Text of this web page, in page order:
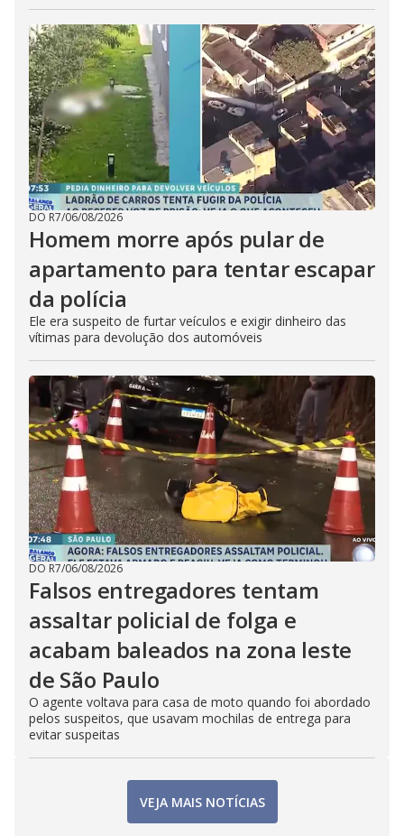
DO R7/06/08/2026
Homem morre após pular de
apartamento para tentar escapar
da polícia
Ele era suspeito de furtar veículos e exigir dinheiro das
vítimas para devolução dos automóveis
DO R7/06/08/2026
Falsos entregadores tentam
assaltar policial de folga e
acabam baleados na zona leste
de São Paulo
O agente voltava para casa de moto quando foi abordado
pelos suspeitos, que usavam mochilas de entrega para
evitar suspeitas
VEJA MAIS NOTÍCIAS